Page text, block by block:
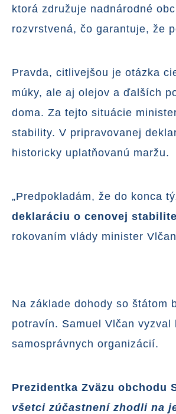
ktorá združuje nadnárodné
rozvrstvená, čo garantuje, že
Pravda, citlivejšou je otázka
múky, ale aj olejov a ďalších
doma. Za tejto situácie
stability. V pripravovanej
historicky uplatňovanú maržu.
„Predpokladám, že do konca
deklaráciu o cenovej
rokovaním vlády minister
Na základe dohody so štátom
potravín. Samuel Vlčan
samosprávnych organizácií.
Prezidentka Zväzu obchodu
všetci zúčastnení zhodli na